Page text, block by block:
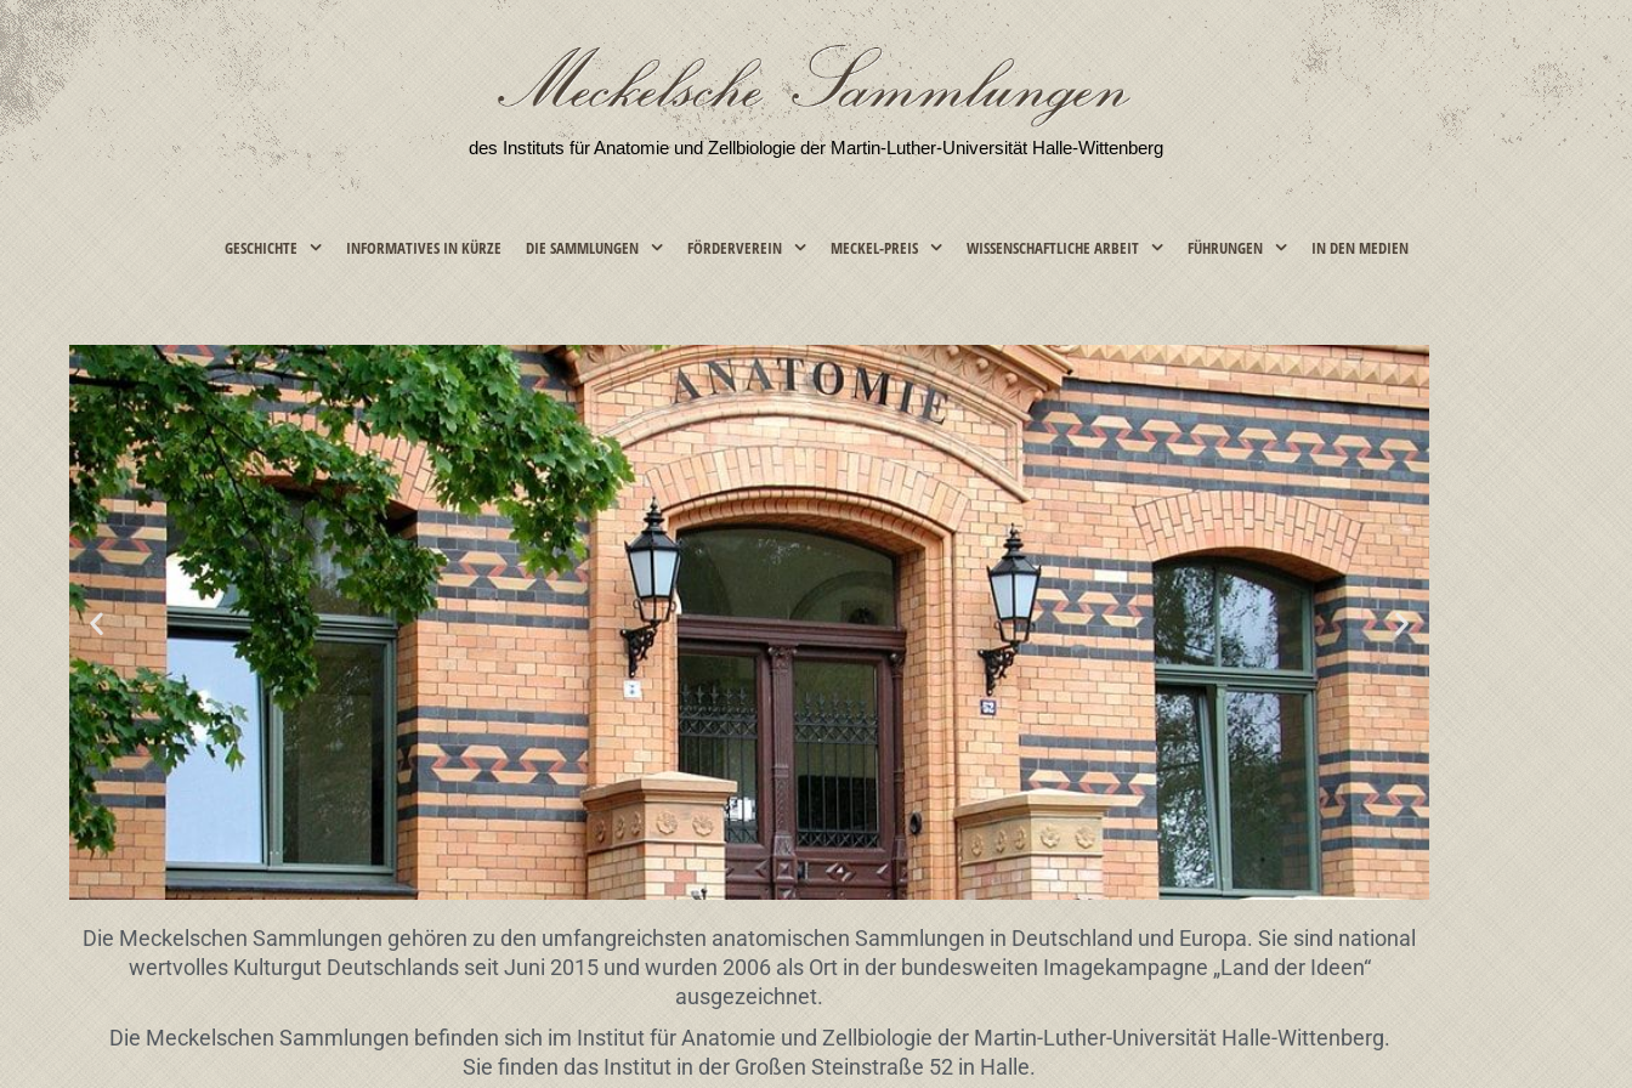
des Instituts für Anatomie und Zellbiologie der Martin-Luther-Universität Halle-Wittenberg
GESCHICHTE INFORMATIVES IN KÜRZE DIE SAMMLUNGEN FÖRDERVEREIN MECKEL-PREIS WISSENSCHAFTLICHE ARBEIT FÜHRUNGEN IN DEN MEDIEN
Die Meckelschen Sammlungen gehören zu den umfangreichsten anatomischen Sammlungen in Deutschland und Europa. Sie sind national
wertvolles Kulturgut Deutschlands seit Juni 2015 und wurden 2006 als Ort in der bundesweiten Imagekampagne „Land der Ideen“
ausgezeichnet.
Die Meckelschen Sammlungen befinden sich im Institut für Anatomie und Zellbiologie der Martin-Luther-Universität Halle-Wittenberg.
Sie finden das Institut in der Großen Steinstraße 52 in Halle.